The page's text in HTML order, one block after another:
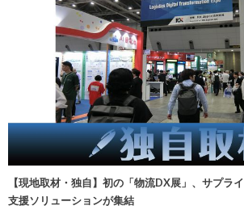
【現地取材・独自】初の「物流DX展」、サプラ
支援ソリューションが集結